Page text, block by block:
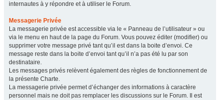
internautes à y répondre et à utiliser le Forum.
Messagerie Privée
La messagerie privée est accessible via le « Panneau de l’utilisateur » ou
via le menu en haut de la page du Forum. Vous pouvez éditer (modifier) ou
supprimer votre message privé tant qu’il est dans la boite d’envoi. Ce
message reste dans la boite d’envoi tant qu’il n’a pas été lu par son
destinataire.
Les messages privés relèvent également des règles de fonctionnement de
la présente Charte.
La messagerie privée permet d’échanger des informations à caractère
personnel mais ne doit pas remplacer les discussions sur le Forum. Il est